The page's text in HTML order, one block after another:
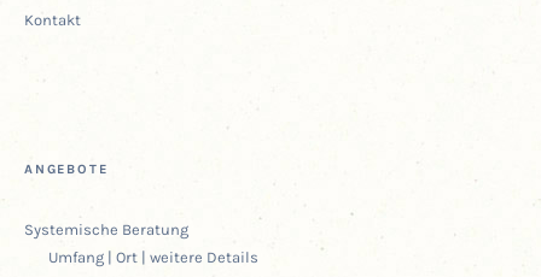
Kon­takt
ANGE­BO­TE
Sys­te­mi­sche Beratung
Umfang | Ort | wei­te­re Details